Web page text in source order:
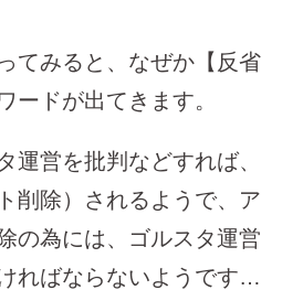
てみると、なぜか【反省
ードが出てきます。
運営を批判などすれば、
削除）されるようで、ア
の為には、ゴルスタ運営
ればならないようです…